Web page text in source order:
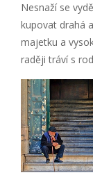
Nesnaží se
kupovat drahá
majetku a
raději tráví s